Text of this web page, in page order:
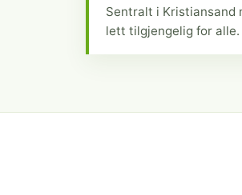
Sentralt i Kristiansand
lett tilgjengelig for alle.